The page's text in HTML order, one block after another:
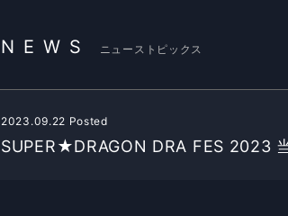
NEWS ニューストピックス
2023.09.22 Posted
SUPER★DRAGON DRA FES 2023